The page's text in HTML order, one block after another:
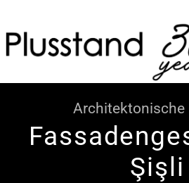
Inhalt
springen
Architektonische
Şişli